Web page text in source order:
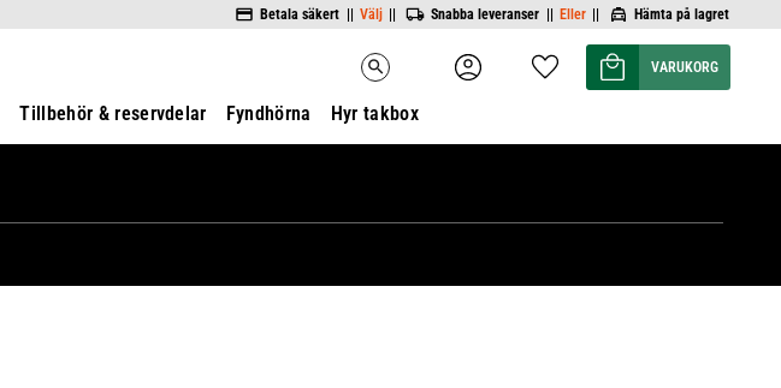
Betala säkert || Välj || Snabba leveranser || Eller || Hämta på lagret
search Favoriter
Kundvagn
Tillbehör & reservdelar Fyndhörna Hyr takbox